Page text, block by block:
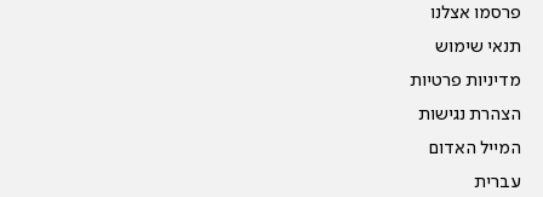
פרסמו אצלנו
תנאי שימוש
מדיניות פרטיות
הצהרת נגישות
המייל האדום
עברית